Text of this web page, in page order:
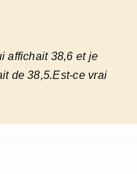
affichait 38,6 et je
de 38,5.Est-ce vrai